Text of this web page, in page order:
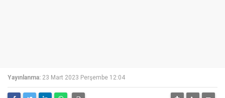
Yayınlanma: 23 Mart 2023 Perşembe 12:04